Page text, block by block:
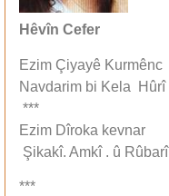
Hêvîn Cefer
Ezim Çiyayê Kurmênc
Navdarim bi Kela Hûrî
***
Ezim Dîroka kevnar
Şikakî. Amkî . û Rûbarî
***